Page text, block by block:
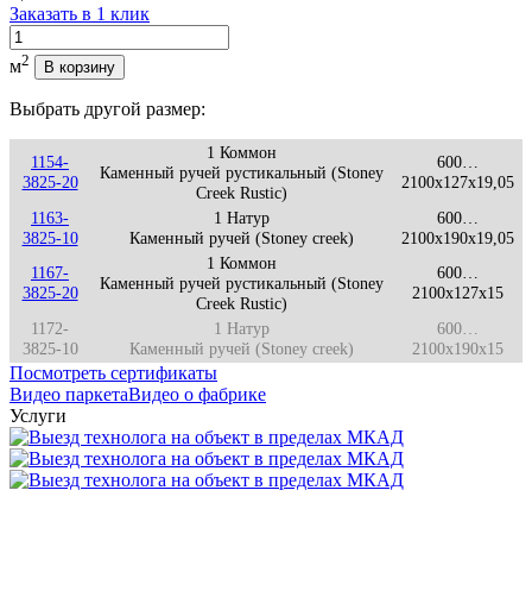
Заказать в 1 клик
Количество
м2 В корзину
Выбрать другой размер:
1154-
3825-20
1 Коммон
Каменный ручей рустикальный (Stoney
Creek Rustic)
600…
2100x127x19,05
1163-
3825-10
1 Натур
Каменный ручей (Stoney creek)
600…
2100x190x19,05
1167-
3825-20
1 Коммон
Каменный ручей рустикальный (Stoney
Creek Rustic)
600…
2100x127x15
1172-
3825-10
1 Натур
Каменный ручей (Stoney creek)
600…
2100x190x15
Посмотреть сертификаты
Видео паркетаВидео о фабрике
Услуги